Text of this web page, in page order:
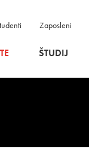
Zaposleni
ŠTUDIJ